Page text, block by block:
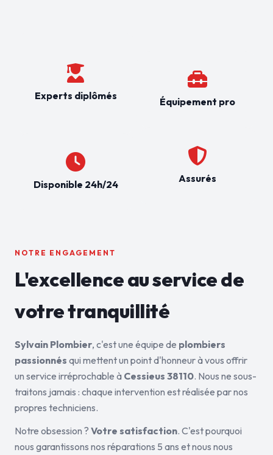
Experts diplômés
Disponible 24h/24
Équipement pro
Assurés
NOTRE ENGAGEMENT
L'excellence au service de
votre tranquillité
Sylvain Plombier, c'est une équipe de plombiers
passionnés qui mettent un point d'honneur à vous offrir
un service irréprochable à Cessieus 38110. Nous ne sous-
traitons jamais : chaque intervention est réalisée par nos
propres techniciens.
Notre obsession ? Votre satisfaction. C'est pourquoi
nous garantissons nos réparations 5 ans et nous nous